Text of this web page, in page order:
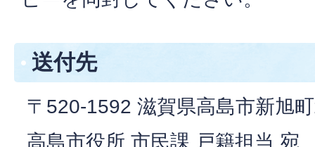
送付先
〒520-1592 滋賀県高島市新旭
高島市役所 市民課 戸籍担当 宛